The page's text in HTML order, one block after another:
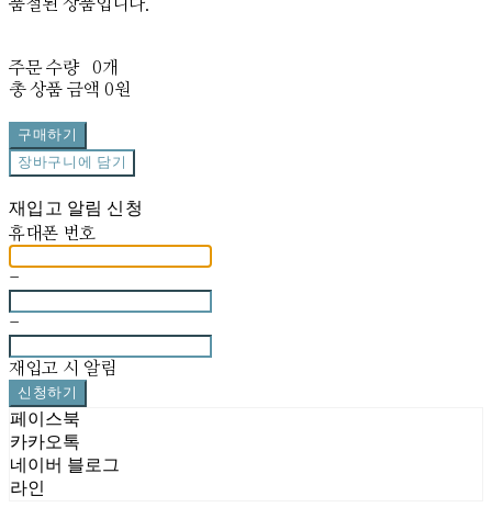
품절된 상품입니다.
주문 수량
0개
총 상품 금액 0원
구매하기
장바구니에 담기
재입고 알림 신청
휴대폰 번호
-
-
재입고 시 알림
신청하기
페이스북
카카오톡
네이버 블로그
라인